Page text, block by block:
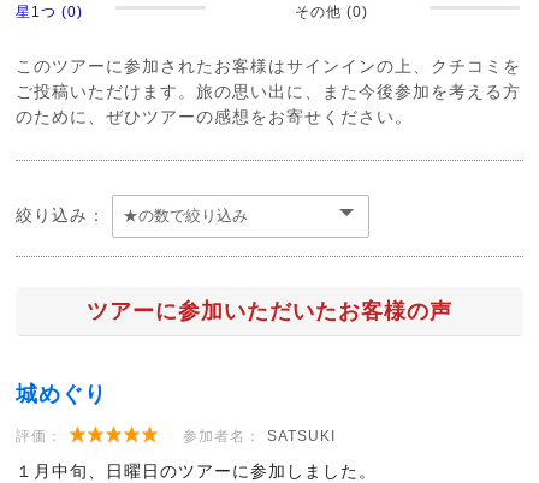
星1つ (0)
その他 (0)
このツアーに参加されたお客様はサインインの上、クチコミを
ご投稿いただけます。旅の思い出に、また今後参加を考える方
のために、ぜひツアーの感想をお寄せください。
絞り込み：
ツアーに参加いただいたお客様の声
城めぐり
評価： 参加者名： SATSUKI
１月中旬、日曜日のツアーに参加しました。